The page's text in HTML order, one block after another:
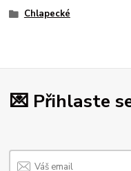
Chlapecké
💌 Přihlaste